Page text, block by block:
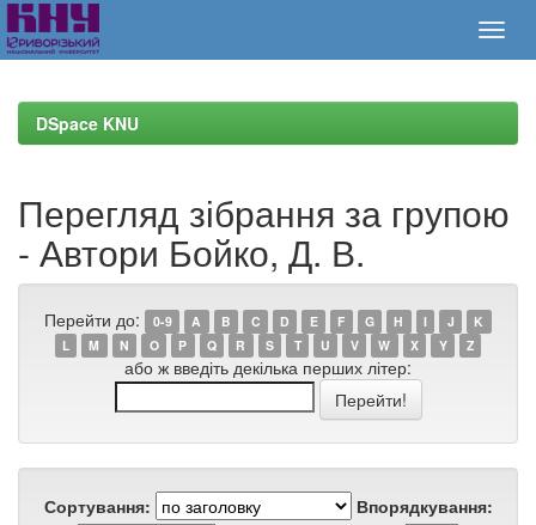
navigationDSpace KNU
Перегляд зібрання за групою
- Автори Бойко, Д. В.
Перейти до: 0-9 A B C D E F G H I J
K
L
M N O P Q R S T U V W X Y Z
або ж введіть декілька перших літер:
Сортування:
Впорядкування: